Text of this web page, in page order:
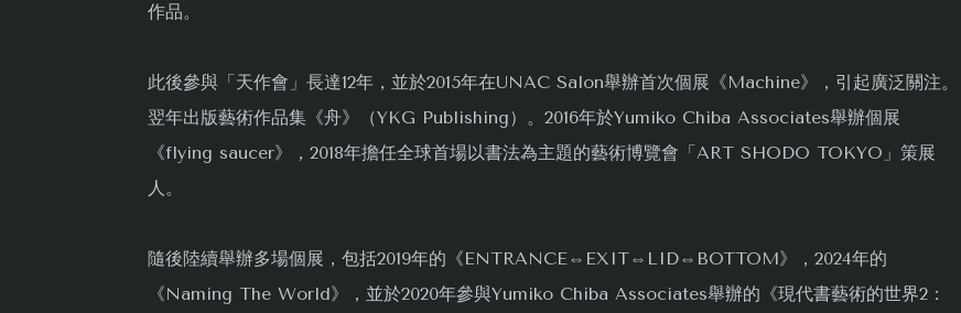
作品。
此後參與「天作會」長達12年，並於2015年在UNAC Salon舉辦首次個展《Machine》，引起廣泛關注。
翌年出版藝術作品集《舟》（YKG Publishing）。2016年於Yumiko Chiba Associates舉辦個展
《flying saucer》，2018年擔任全球首場以書法為主題的藝術博覽會「ART SHODO TOKYO」策展
人。
隨後陸續舉辦多場個展，包括2019年的《ENTRANCE⇔EXIT⇔LID⇔BOTTOM》，2024年的
《Naming The World》，並於2020年參與Yumiko Chiba Associates舉辦的《現代書藝術的世界2：